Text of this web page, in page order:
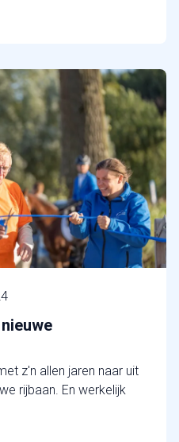
z'n allen jaren naar uit
rijbaan. En werkelijk